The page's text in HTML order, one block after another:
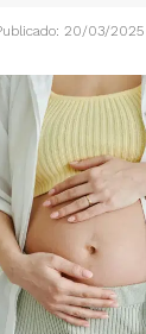
20/03/2025